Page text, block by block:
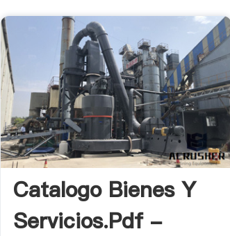
Catalogo Bienes Y
Servicios.pdf -